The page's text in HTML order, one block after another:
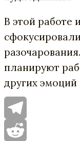
В этой работе
планируют
других
Telegram